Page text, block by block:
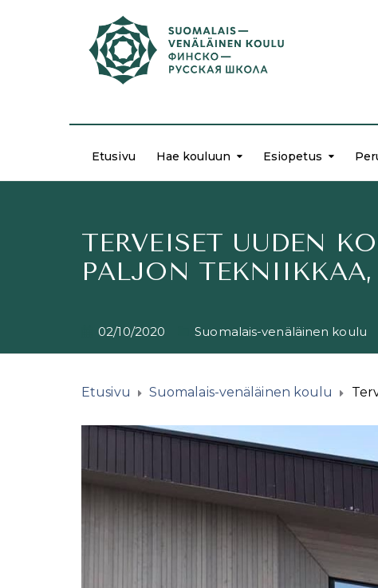
Etusivu Hae kouluun Esiopetus
TERVEISET UUDEN
PALJON
02/10/2020 Suomalais-venäläinen koulu
Etusivu Suomalais-venäläinen koulu